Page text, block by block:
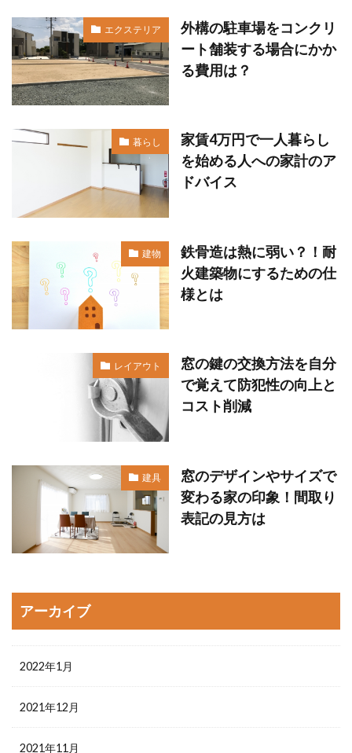
エクステリア
外構の駐車場をコンクリ
ート舗装する場合にかか
る費用は？
暮らし
家賃4万円で一人暮らし
を始める人への家計のア
ドバイス
建物
鉄骨造は熱に弱い？！耐
火建築物にするための仕
様とは
レイアウト
窓の鍵の交換方法を自分
で覚えて防犯性の向上と
コスト削減
建具
窓のデザインやサイズで
変わる家の印象！間取り
表記の見方は
アーカイブ
2022年1月
2021年12月
2021年11月